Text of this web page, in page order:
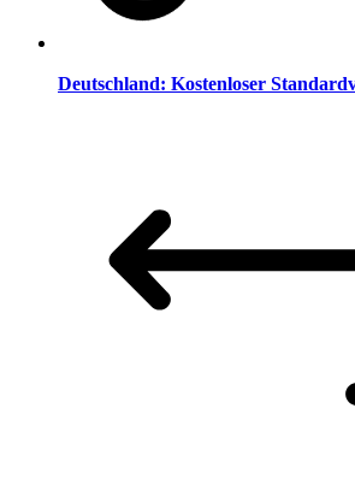
Deutschland: Kostenloser